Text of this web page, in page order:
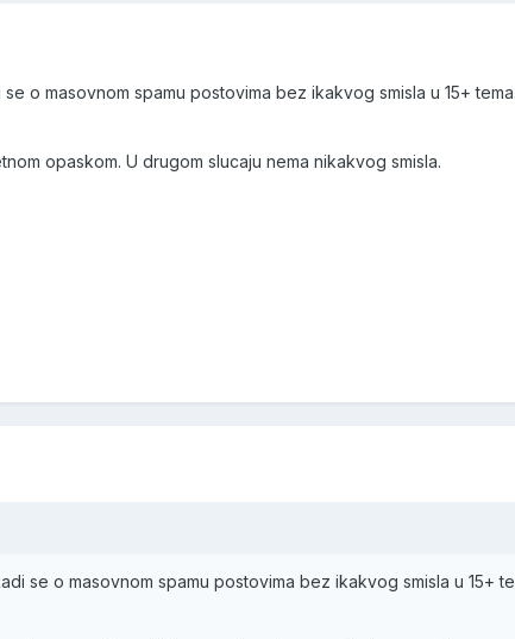
o masovnom spamu postovima bez ikakvog smisla u 15+
opaskom. U drugom slucaju nema nikakvog smisla.
se o masovnom spamu postovima bez ikakvog smisla u 15+